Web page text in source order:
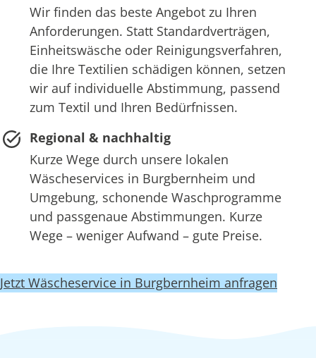
Wir finden das beste Angebot zu Ihren
Anforderungen. Statt Standardverträgen,
Einheitswäsche oder Reinigungsverfahren,
die Ihre Textilien schädigen können, setzen
wir auf individuelle Abstimmung, passend
zum Textil und Ihren Bedürfnissen.
Regional & nachhaltig
Kurze Wege durch unsere lokalen
Wäscheservices in Burgbernheim und
Umgebung, schonende Waschprogramme
und passgenaue Abstimmungen. Kurze
Wege – weniger Aufwand – gute Preise.
Jetzt Wäscheservice in Burgbernheim anfragen